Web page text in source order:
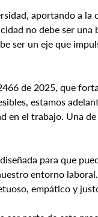
aportando a
no debe ser
ser un eje que
de 2025, que
estamos
en el trabajo. Una
para que
entorno
empático y